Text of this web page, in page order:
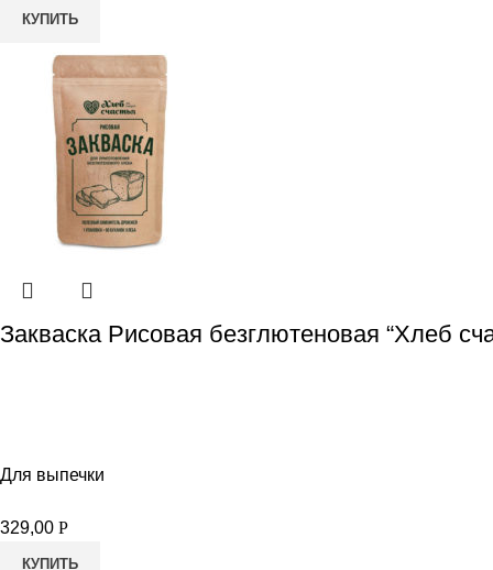
КУПИТЬ
Закваска Рисовая безглютеновая “Хлеб
Для выпечки
329,00 Р
КУПИТЬ